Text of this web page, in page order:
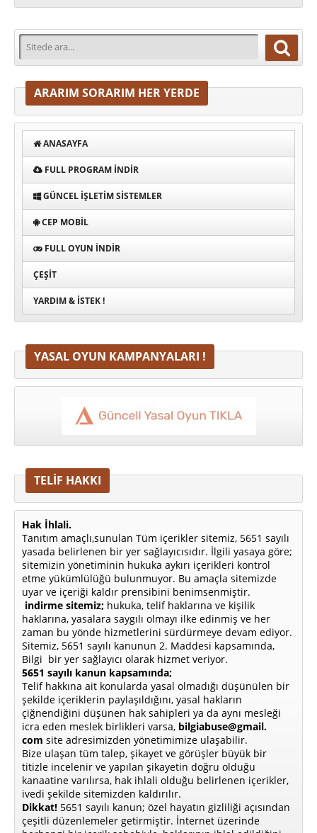
ARARIM SORARIM HER YERDE
ANASAYFA
FULL PROGRAM INDIR
GÜNCEL İŞLETIM SISTEMLER
CEP MOBIL
FULL OYUN İNDIR
ÇEŞIT
YARDIM & İSTEK !
YASAL OYUN KAMPANYALARI !
TELİF HAKKI
Hak İhlali.
Tanıtım amaçlı,sunulan Tüm içerikler sitemiz, 5651 sayılı
yasada belirlenen bir yer sağlayıcısıdır. İlgili yasaya göre;
sitemizin yönetiminin hukuka aykırı içerikleri kontrol
etme yükümlülüğü bulunmuyor. Bu amaçla sitemizde
uyar ve içeriği kaldır prensibini benimsenmiştir.
indirme sitemiz; hukuka, telif haklarına ve kişilik
haklarına, yasalara saygılı olmayı ilke edinmiş ve her
zaman bu yönde hizmetlerini sürdürmeye devam ediyor.
Sitemiz, 5651 sayılı kanunun 2. Maddesi kapsamında,
Bilgi bir yer sağlayıcı olarak hizmet veriyor.
5651 sayılı kanun kapsamında;
Telif hakkına ait konularda yasal olmadığı düşünülen bir
şekilde içeriklerin paylaşıldığını, yasal hakların
çiğnendiğini düşünen hak sahipleri ya da aynı mesleği
icra eden meslek birlikleri varsa, bilgiabuse@gmail.
com site adresimizden yönetimimize ulaşabilir.
Bize ulaşan tüm talep, şikayet ve görüşler büyük bir
titizle incelenir ve yapılan şikayetin doğru olduğu
kanaatine varılırsa, hak ihlali olduğu belirlenen içerikler,
ivedi şekilde sitemizden kaldırılır.
Dikkat! 5651 sayılı kanun; özel hayatın gizliliği açısından
çeşitli düzenlemeler getirmiştir. İnternet üzerinde